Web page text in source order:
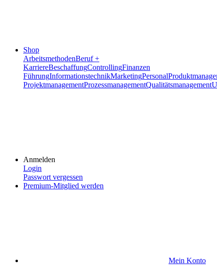
Shop
ArbeitsmethodenBeruf +
KarriereBeschaffungControllingFinanzen
FührungInformationstechnikMarketingPersonal
ProjektmanagementProzessmanagementQualitätsmanagement
Anmelden
Login
Passwort vergessen
Premium-Mitglied werden
Mein Konto